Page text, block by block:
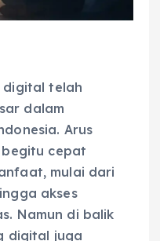
digital telah
dalam
Arus
cepat
mulai dari
akses
Namun di balik
digital juga